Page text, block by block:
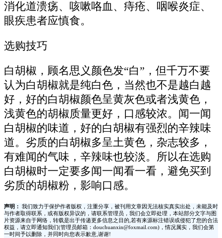
消化道溃疡、咳嗽咯血、痔疮、咽喉炎症、
眼疾患者应慎食。
选购技巧
白胡椒，顾名思义颜色发“白”，但千万不要
认为白胡椒就是纯白色，当然也不是越白越
好，好的白胡椒颜色呈黄灰色或者浅黄色，
浅黄色的胡椒质量更好，口感较浓。闻一闻
白胡椒的味道，好的白胡椒有强烈的辛辣味
道。劣质的白胡椒多呈土黄色，杂志较多，
有难闻的气味，辛辣味也较淡。所以在选购
白胡椒时一定要多闻一闻看一看，避免买到
劣质的胡椒粉，影响口感。
声明：
我们致力于保护作者版权，注重分享，被刊用文章因无法核实真实出处，未能及时
与作者取得联系，或有版权异议的，请联系管理员，我们会立即处理，本站部分文字与图
片资源来自于网络，转载是出于传递更多信息之目的,若有来源标注错误或侵犯了您的合法
权益，请立即通知我们(管理员邮箱：douchuanxin@foxmail.com)，情况属实，我们会第
一时间予以删除，并同时向您表示歉意,谢谢!